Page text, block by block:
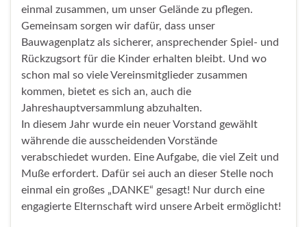
einmal zusammen, um unser Gelände zu pflegen.
Gemeinsam sorgen wir dafür, dass unser
Bauwagenplatz als sicherer, ansprechender Spiel- und
Rückzugsort für die Kinder erhalten bleibt. Und wo
schon mal so viele Vereinsmitglieder zusammen
kommen, bietet es sich an, auch die
Jahreshauptversammlung abzuhalten.
In diesem Jahr wurde ein neuer Vorstand gewählt
währende die ausscheidenden Vorstände
verabschiedet wurden. Eine Aufgabe, die viel Zeit und
Muße erfordert. Dafür sei auch an dieser Stelle noch
einmal ein großes „DANKE“ gesagt! Nur durch eine
engagierte Elternschaft wird unsere Arbeit ermöglicht!